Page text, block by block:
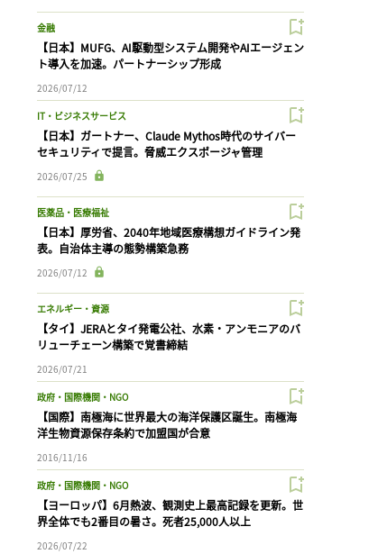
金融
【日本】MUFG、AI駆動型システム開発やAIエージェン
ト導入を加速。パートナーシップ形成
2026/07/12
IT・ビジネスサービス
【日本】ガートナー、Claude Mythos時代のサイバー
セキュリティで提言。脅威エクスポージャ管理
2026/07/25
医薬品・医療福祉
【日本】厚労省、2040年地域医療構想ガイドライン発
表。自治体主導の態勢構築急務
2026/07/12
エネルギー・資源
【タイ】JERAとタイ発電公社、水素・アンモニアのバ
リューチェーン構築で覚書締結
2026/07/21
政府・国際機関・NGO
【国際】南極海に世界最大の海洋保護区誕生。南極海
洋生物資源保存条約で加盟国が合意
2016/11/16
政府・国際機関・NGO
【ヨーロッパ】6月熱波、観測史上最高記録を更新。世
界全体でも2番目の暑さ。死者25,000人以上
2026/07/22